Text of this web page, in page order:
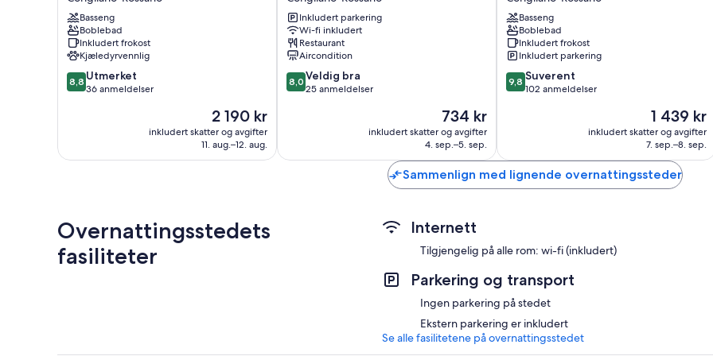
Mulino
Corigliano-
Rossano
Basseng
Boblebad
Inkludert frokost
Kjæledyrvennlig
8.8
av
8,8 Utmerket
36 anmeldelser
Prisen
er
2 190 kr
2 190 kr
inkludert skatter og avgifter
11. aug.–12. aug.
Corigliano-
Rossano
Inkludert parkering
Wi-fi inkludert
Restaurant
Aircondition
8.0
av
anmeldelser
8,0 Veldig bra
25 anmeldelser
Prisen
er
734 kr
734 kr
inkludert skatter og avgifter
4. sep.–5. sep.
Greco
Corigliano-
Rossano
Basseng
Boblebad
Inkludert frokost
Inkludert parkering
9.8
av
9,8 Suverent
102 anmeldelser
Prisen
er
1 439 kr
1 439 kr
inkludert skatter og avgifter
7. sep.–8. sep.
Sammenlign med lignende overnattingssteder
Overnattingsstedets
fasiliteter
Internett
Tilgjengelig på alle rom: wi-fi (inkludert)
Parkering og transport
Ingen parkering på stedet
Ekstern parkering er inkludert
Se alle fasilitetene på overnattingsstedet